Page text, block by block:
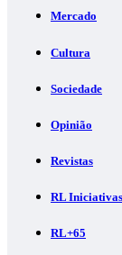
Mercado
Cultura
Sociedade
Opinião
Revistas
RL Iniciativas
RL+65